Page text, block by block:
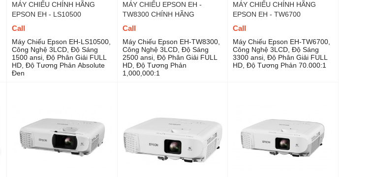
MÁY CHIẾU CHÍNH HÃNG
EPSON EH - LS10500
Call
Máy Chiếu Epson EH-LS10500,
Công Nghệ 3LCD, Độ Sáng
1500 ansi, Độ Phân Giải FULL
HD, Độ Tương Phản Absolute
Đen
MÁY CHIẾU EPSON EH -
TW8300 CHÍNH HÃNG
Call
Máy Chiếu Epson EH-TW8300,
Công Nghệ 3LCD, Độ Sáng
2500 ansi, Độ Phân Giải FULL
HD, Độ Tương Phản
1,000,000:1
MÁY CHIẾU CHÍNH HÃNG
EPSON EH - TW6700
Call
Máy Chiếu Epson EH-TW6700,
Công Nghệ 3LCD, Độ Sáng
3300 ansi, Độ Phân Giải FULL
HD, Độ Tương Phản 70.000:1